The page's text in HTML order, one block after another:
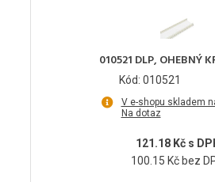
010521 DLP, OHEBNÝ
Kód: 010521
V e-shopu skladem
Na dotaz
121.18 Kč s
100.15 Kč bez